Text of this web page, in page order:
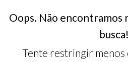
Oops. Não encontramos
busca!
Tente restringir menos